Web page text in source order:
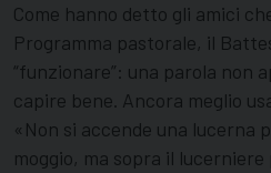
Come hanno detto gli amici
Programma pastorale, il
“funzionare”: una parola non
capire bene. Ancora meglio
«Non si accende una lucerna
moggio, ma sopra il